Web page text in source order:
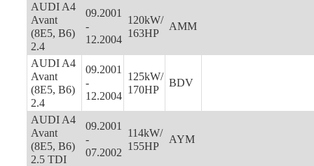
AUDI A4
Avant
(8E5, B6)
2.4
09.2001
-
12.2004
120kW/
163HP
AMM
AUDI A4
Avant
(8E5, B6)
2.4
09.2001
-
12.2004
125kW/
170HP
BDV
AUDI A4
Avant
(8E5, B6)
2.5 TDI
09.2001
-
07.2002
114kW/
155HP
AYM